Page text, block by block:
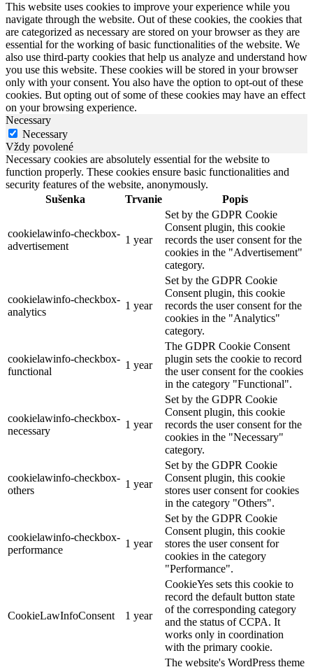
This website uses cookies to improve your experience while you
navigate through the website. Out of these cookies, the cookies that
are categorized as necessary are stored on your browser as they are
essential for the working of basic functionalities of the website. We
also use third-party cookies that help us analyze and understand how
you use this website. These cookies will be stored in your browser
only with your consent. You also have the option to opt-out of these
cookies. But opting out of some of these cookies may have an effect
on your browsing experience.
Necessary
Necessary
Vždy povolené
Necessary cookies are absolutely essential for the website to
function properly. These cookies ensure basic functionalities and
security features of the website, anonymously.
Sušenka
Trvanie Popis
cookielawinfo-checkbox-
advertisement
1 year
Set by the GDPR Cookie
Consent plugin, this cookie
records the user consent for the
cookies in the "Advertisement"
category.
cookielawinfo-checkbox-
analytics
1 year
Set by the GDPR Cookie
Consent plugin, this cookie
records the user consent for the
cookies in the "Analytics"
category.
cookielawinfo-checkbox-
functional
1 year
The GDPR Cookie Consent
plugin sets the cookie to record
the user consent for the cookies
in the category "Functional".
cookielawinfo-checkbox-
necessary
1 year
Set by the GDPR Cookie
Consent plugin, this cookie
records the user consent for the
cookies in the "Necessary"
category.
cookielawinfo-checkbox-
others
1 year
Set by the GDPR Cookie
Consent plugin, this cookie
stores user consent for cookies
in the category "Others".
cookielawinfo-checkbox-
performance
1 year
Set by the GDPR Cookie
Consent plugin, this cookie
stores the user consent for
cookies in the category
"Performance".
CookieLawInfoConsent 1 year
CookieYes sets this cookie to
record the default button state
of the corresponding category
and the status of CCPA. It
works only in coordination
with the primary cookie.
The website's WordPress theme